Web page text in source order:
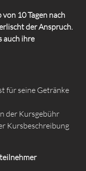
10 Tagen nach
der Anspruch.
auch ihre
für seine Getränke
der Kursgebühr
Kursbeschreibung